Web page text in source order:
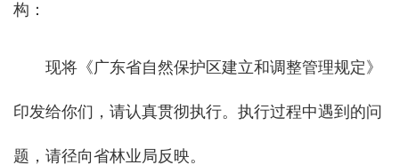
构：
现将《广东省自然保护区建立和调整管理规定》
印发给你们，请认真贯彻执行。执行过程中遇到的问
题，请径向省林业局反映。